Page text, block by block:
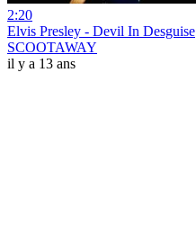
2:20
Elvis Presley - Devil In Desguise
SCOOTAWAY
il y a 13 ans